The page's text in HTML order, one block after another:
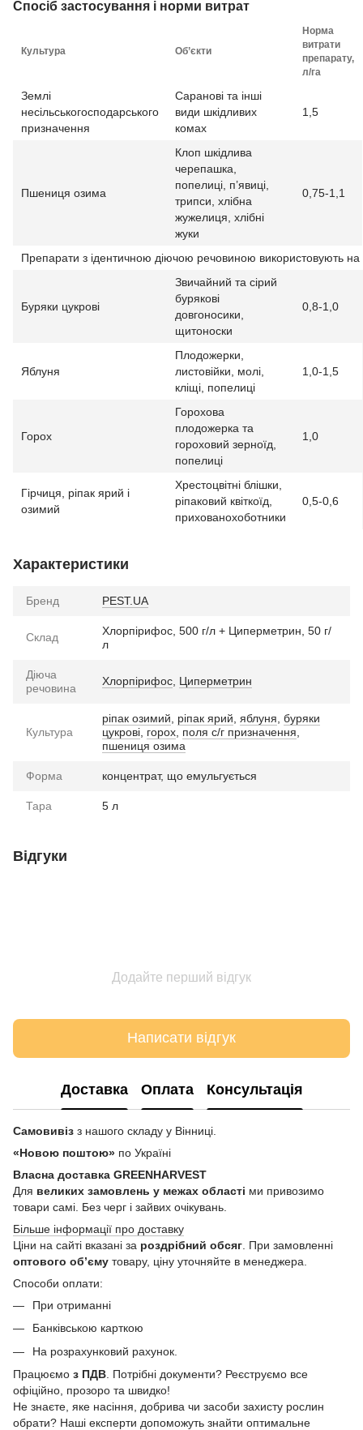
Спосіб застосування і норми витрат
Культура Об’єкти
Норма
витрати
препарату,
л/га
Землі
несільськогосподарського
призначення
Саранові та інші
види шкідливих
комах
1,5
Пшениця озима
Клоп шкідлива
черепашка,
попелиці, п’явиці,
трипси, хлібна
жужелиця, хлібні
жуки
0,75-1,1
Препарати з ідентичною діючою речовиною використовують на
Буряки цукрові
Звичайний та сірий
бурякові
довгоносики,
щитоноски
0,8-1,0
Яблуня
Плодожерки,
листовійки, молі,
кліщі, попелиці
1,0-1,5
Горох
Горохова
плодожерка та
гороховий зерноїд,
попелиці
1,0
Гірчиця, ріпак ярий і
озимий
Хрестоцвітні блішки,
ріпаковий квіткоїд,
прихованохоботники
0,5-0,6
Характеристики
Бренд PEST.UA
Склад
Хлорпірифос, 500 г/л + Циперметрин, 50 г/
л
Діюча
речовина
Хлорпірифос Циперметрин
Культура
ріпак озимий ріпак ярий яблуня буряки
цукрові горох поля с/г призначення
пшениця озима
Форма концентрат, що емульгується
Тара 5 л
Відгуки
Додайте перший відгук
Написати відгук
Доставка Оплата Консультація
Самовивіз з нашого складу у Вінниці.
«Новою поштою» по Україні
Власна доставка GREENHARVEST
Для великих замовлень у межах області ми привозимо
товари самі. Без черг і зайвих очікувань.
Більше інформації про доставку
Ціни на сайті вказані за роздрібний обсяг . При замовленні
оптового об’єму товару, ціну уточняйте в менеджера.
Способи оплати:
При отриманні
Банківською карткою
На розрахунковий рахунок.
Працюємо з ПДВ . Потрібні документи? Реєструємо все
офіційно, прозоро та швидко!
Не знаєте, яке насіння, добрива чи засоби захисту рослин
обрати? Наші експерти допоможуть знайти оптимальне